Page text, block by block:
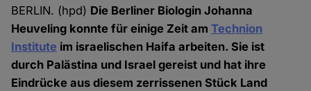
BERLIN. (hpd) Die Berliner Biologin Johanna
Heuveling konnte für einige Zeit amTechnion
Institute im israelischen Haifa arbeiten. Sie ist
durch Palästina und Israel gereist und hat ihre
Eindrücke aus diesem zerrissenen Stück Land